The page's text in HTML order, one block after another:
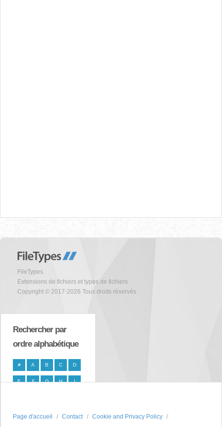
FileTypes
Extensions de fichiers et types de fichiers
Copyright © 2017-2026 Tous droits réservés
Rechercher par
ordre alphabétique
# A B C D
E F G H I
P S
Page d'accueil Contact Cookie and Privacy Policy